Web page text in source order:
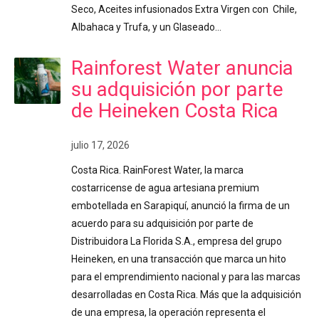
Seco, Aceites infusionados Extra Virgen con Chile,
Albahaca y Trufa, y un Glaseado…
Rainforest Water anuncia
su adquisición por parte
de Heineken Costa Rica
julio 17, 2026
Costa Rica. RainForest Water, la marca
costarricense de agua artesiana premium
embotellada en Sarapiquí, anunció la firma de un
acuerdo para su adquisición por parte de
Distribuidora La Florida S.A., empresa del grupo
Heineken, en una transacción que marca un hito
para el emprendimiento nacional y para las marcas
desarrolladas en Costa Rica. Más que la adquisición
de una empresa, la operación representa el